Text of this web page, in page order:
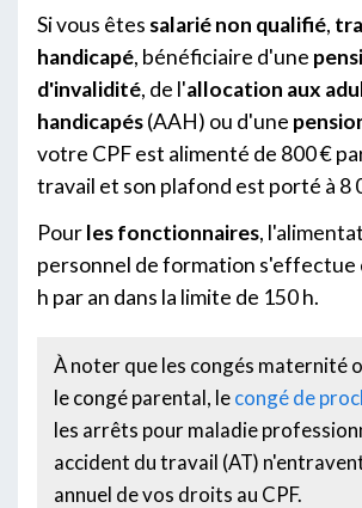
Si vous êtes salarié non qualifié,
handicapé, bénéficiaire d'une
d'invalidité, de l'allocation aux
handicapés(AAH) ou d'une
votre CPF est alimenté de 800 €
travail et son plafond est porté à 8
Pourles fonctionnaires,
personnel de formation s'effectue
h par an dans la limite de 150 h.
À noter que les congés maternité
le congé parental, lecongé de
les arrêts pour maladie
accident du travail (AT)
annuel de vos droits au CPF.